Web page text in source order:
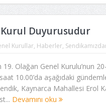
Kurul Duyurusudur
Kurullar, Haberler,
19. Olağan Genel Kurulu’nun
10.00’da aşağıdaki
Kaynarca Mahallesi Erol
Devamını oku